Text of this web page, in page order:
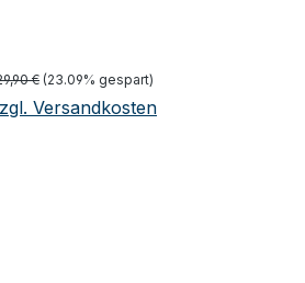
Preis:
€ (23.09% gespart)
Versandkosten
von 5 von 5 Sternen